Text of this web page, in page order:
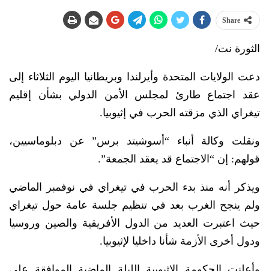
Share
الثورة نت/
دعت الولايات المتحدة وأيرلندا وبريطانيا اليوم الثلاثاء إلى
عقد اجتماع طارئ لمجلس الأمن الدولي بشأن إقليم
تيغراي الذي مزقته الحرب في إثيوبيا.
ونقلت وكالة أنباء “أسوشيتد برس” عن دبلوماسيين،
قولهم: إن “الاجتماع قد يعقد الجمعة”.
ويذكر أنه منذ بدء الحرب في تيغراي في نوفمبر الماضي
ولم ينجح الغرب بعد في تنظيم جلسة عامة حول تيغراي
حيث اعتبرت العديد من الدول الأفريقية والصين وروسيا
ودول أخرى الأزمة شأنا داخليا لإثيوبيا.